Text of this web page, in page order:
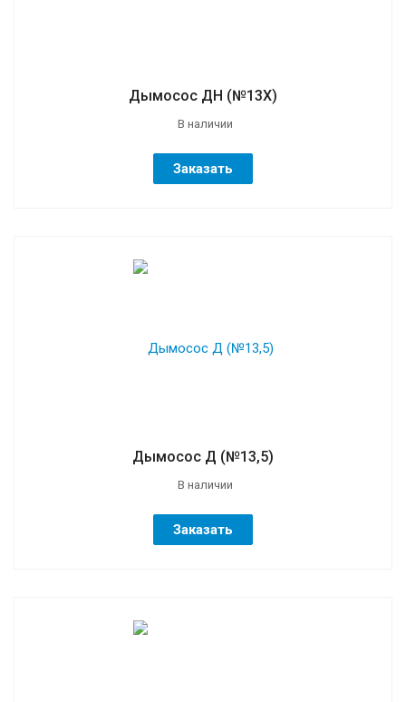
Дымосос ДН (№13Х)
В наличии
Заказать
Дымосос Д (№13,5)
В наличии
Заказать